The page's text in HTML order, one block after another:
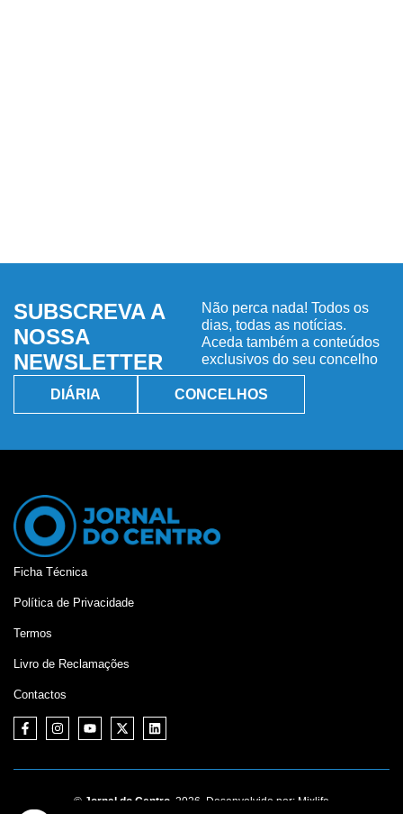
SUBSCREVA A
NOSSA
NEWSLETTER
Não perca nada! Todos os
dias, todas as notícias.
Aceda também a conteúdos
exclusivos do seu concelho
DIÁRIA CONCELHOS
Ficha Técnica
Política de Privacidade
Termos
Livro de Reclamações
Contactos
© Jornal do Centro, 2026. Desenvolvido por: Mixlife